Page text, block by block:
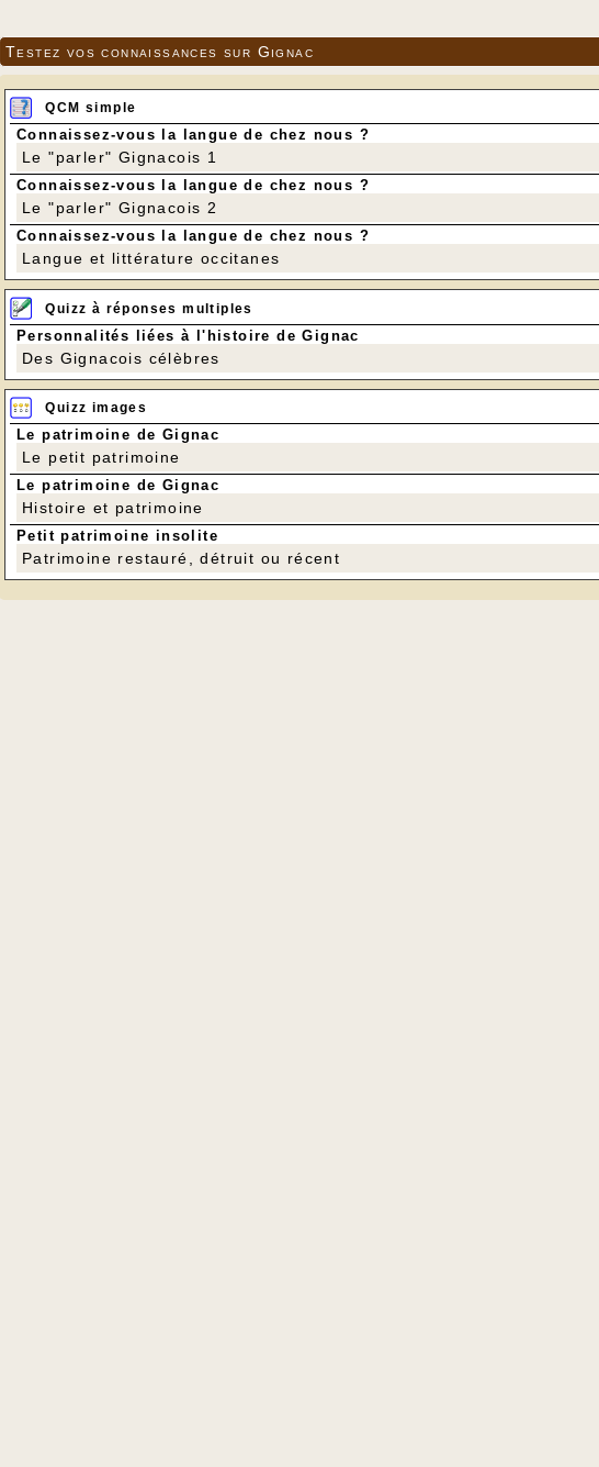
Testez vos connaissances sur Gignac
QCM simple
Connaissez-vous la langue de chez nous ?
Le "parler" Gignacois 1
Connaissez-vous la langue de chez nous ?
Le "parler" Gignacois 2
Connaissez-vous la langue de chez nous ?
Langue et littérature occitanes
Quizz à réponses multiples
Personnalités liées à l'histoire de Gignac
Des Gignacois célèbres
Quizz images
Le patrimoine de Gignac
Le petit patrimoine
Le patrimoine de Gignac
Histoire et patrimoine
Petit patrimoine insolite
Patrimoine restauré, détruit ou récent